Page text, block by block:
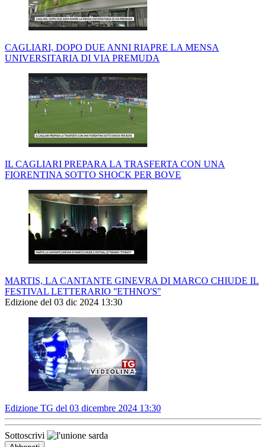
CAGLIARI, DOPO DUE ANNI RIAPRE LA MENSA
UNIVERSITARIA DI VIA PREMUDA
IL CAGLIARI PREPARA LA TRASFERTA CON UNA
FIORENTINA SOTTO SHOCK PER BOVE
MARTIS, LA CANTANTE GINEVRA DI MARCO CHIUDE IL
FESTIVAL LETTERARIO ''ETHNO'S''
Edizione del 03 dic 2024 13:30
Edizione TG del 03 dicembre 2024 13:30
Sottoscrivi